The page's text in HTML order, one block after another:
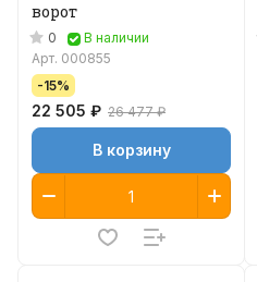
ворот
0
В наличии
Арт. 000855
-15%
22 505 ₽ 26 477 ₽
В корзину